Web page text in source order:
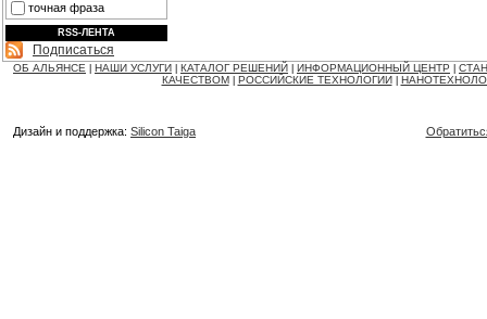
точная фраза
RSS-ЛЕНТА
Подписаться
ОБ АЛЬЯНСЕ НАШИ УСЛУГИ КАТАЛОГ РЕШЕНИЙ ИНФОРМАЦИОННЫЙ ЦЕНТР
КАЧЕСТВОМ
РОССИЙСКИЕ ТЕХНОЛОГИИ
Дизайн и поддержка: Silicon Taiga